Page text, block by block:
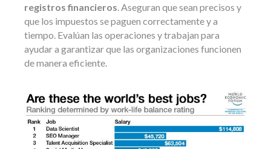
registros financieros. Aseguran que sean precisos y
que los impuestos se paguen correctamente y a
tiempo. Evalúan las operaciones y trabajan para
ayudar a garantizar que las organizaciones funcionen
de manera eficiente.